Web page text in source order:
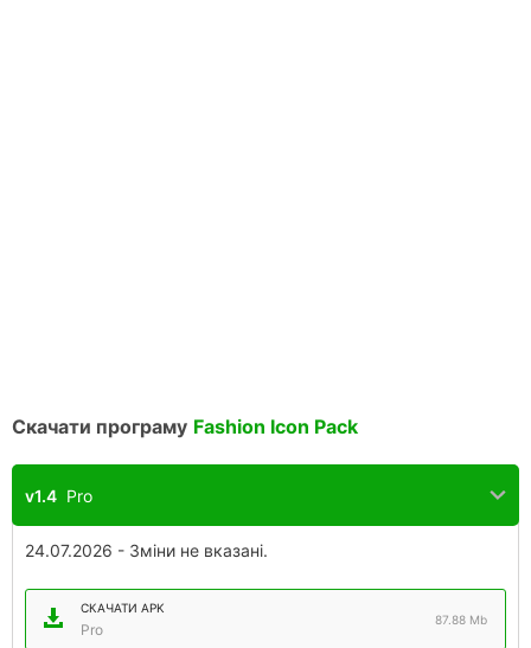
Скачати програму Fashion Icon Pack
v1.4 Pro
24.07.2026 - Зміни не вказані.
СКАЧАТИ APK
Pro
87.88 Mb